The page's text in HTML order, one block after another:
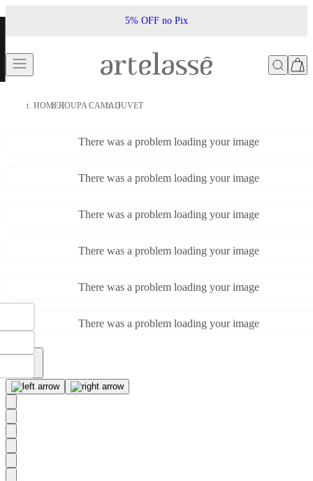
5% OFF no Pix
HOMEROUPA CAMADUVET
There was a problem loading your image
There was a problem loading your image
There was a problem loading your image
There was a problem loading your image
There was a problem loading your image
There was a problem loading your image